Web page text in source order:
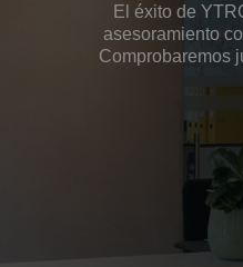
El éxito de
asesoramiento
Comprobaremos